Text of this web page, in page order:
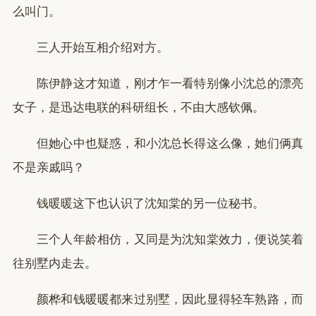
么叫门。
三人开始互相介绍对方。
陈伊静这才知道，刚才乍一看特别像小沈总的漂亮
女子，是迅达电联的科研组长，不由大感钦佩。
但她心中也疑惑，和小沈总长得这么像，她们俩真
不是亲戚吗？
钱暖暖这下也认识了沈知棠的另一位秘书。
三个人年龄相仿，又同是为沈知棠效力，便说笑着
往别墅内走去。
颜桦和钱暖暖都来过别墅，因此显得轻车熟路，而